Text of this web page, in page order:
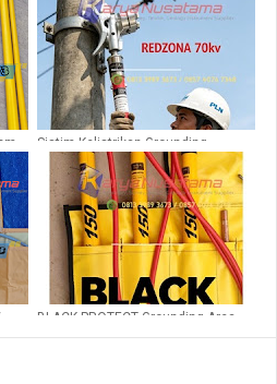
Sistim Kelistrikan Grounding
Redzona 70kv
BLACK PROTECT Grounding Area